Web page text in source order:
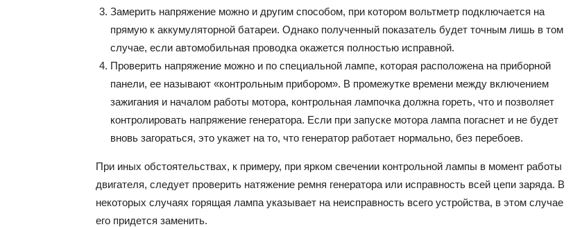
Замерить напряжение можно и другим способом, при котором вольтметр подключается на
прямую к аккумуляторной батареи. Однако полученный показатель будет точным лишь в том
случае, если автомобильная проводка окажется полностью исправной.
Проверить напряжение можно и по специальной лампе, которая расположена на приборной
панели, ее называют «контрольным прибором». В промежутке времени между включением
зажигания и началом работы мотора, контрольная лампочка должна гореть, что и позволяет
контролировать напряжение генератора. Если при запуске мотора лампа погаснет и не будет
вновь загораться, это укажет на то, что генератор работает нормально, без перебоев.
При иных обстоятельствах, к примеру, при ярком свечении контрольной лампы в момент работы
двигателя, следует проверить натяжение ремня генератора или исправность всей цепи заряда. В
некоторых случаях горящая лампа указывает на неисправность всего устройства, в этом случае
его придется заменить.